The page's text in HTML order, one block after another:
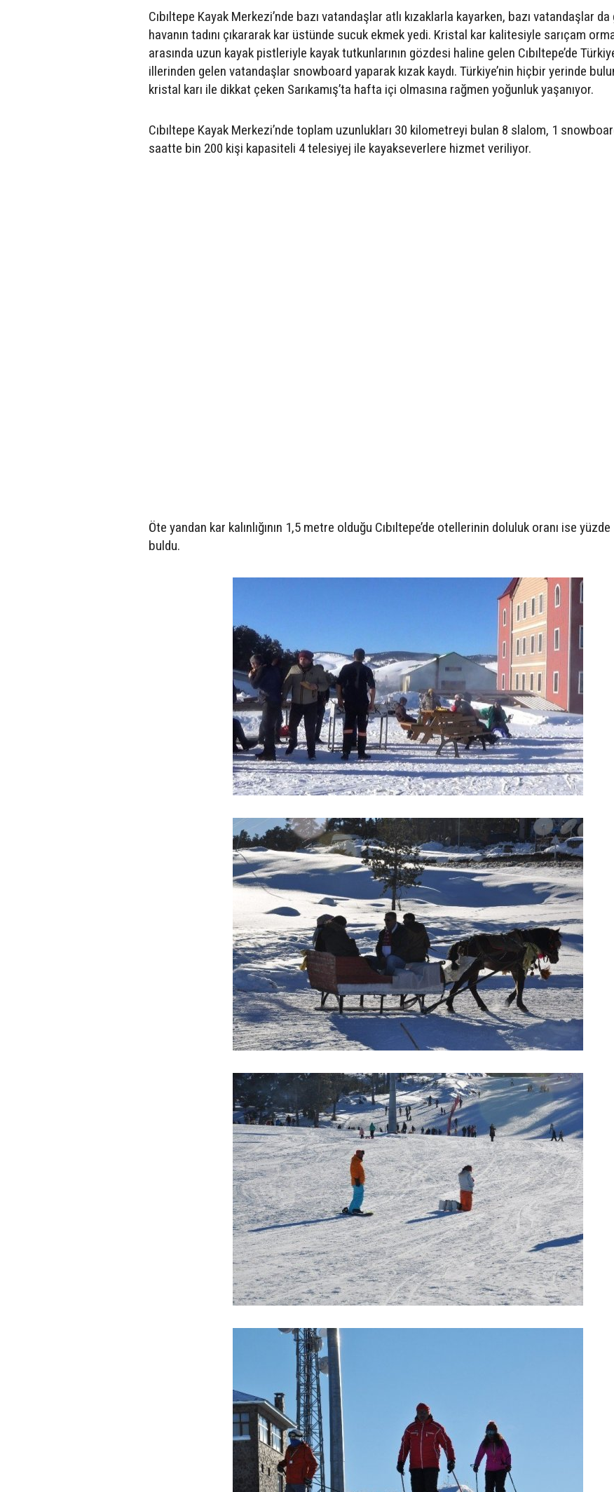
Cıbıltepe Kayak Merkezi’nde bazı vatandaşlar atlı kızaklarla kayarken, bazı vatandaşlar
havanın tadını çıkararak kar üstünde sucuk ekmek yedi. Kristal kar kalitesiyle sarıçam
arasında uzun kayak pistleriyle kayak tutkunlarının gözdesi haline gelen Cıbıltepe’de
illerinden gelen vatandaşlar snowboard yaparak kızak kaydı. Türkiye’nin hiçbir yerinde
kristal karı ile dikkat çeken Sarıkamış’ta hafta içi olmasına rağmen yoğunluk yaşanıyor.
Cıbıltepe Kayak Merkezi’nde toplam uzunlukları 30 kilometreyi bulan 8 slalom, 1
saatte bin 200 kişi kapasiteli 4 telesiyej ile kayakseverlere hizmet veriliyor.
Öte yandan kar kalınlığının 1,5 metre olduğu Cıbıltepe’de otellerinin doluluk oranı ise yüzde
buldu.